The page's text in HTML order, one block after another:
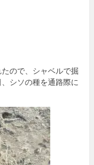
ので、シャベルで掘
シソの種を通路際に